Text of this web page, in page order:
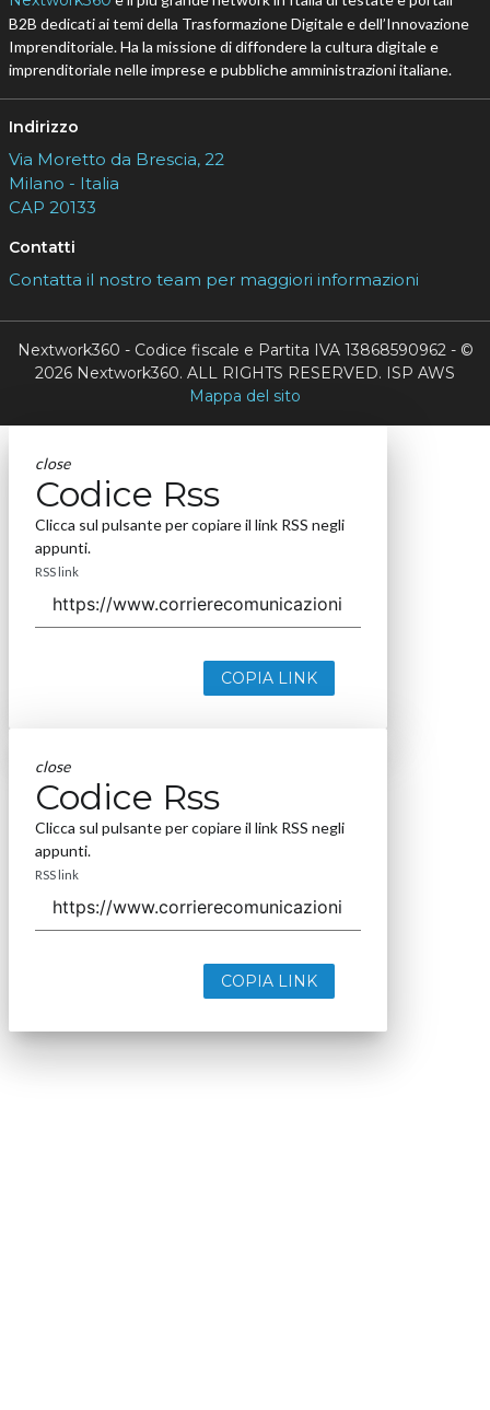
B2B dedicati ai temi della Trasformazione Digitale e dell’Innovazione
Imprenditoriale. Ha la missione di diffondere la cultura digitale e
imprenditoriale nelle imprese e pubbliche amministrazioni italiane.
Indirizzo
Via Moretto da Brescia, 22
Milano - Italia
CAP 20133
Contatti
Contatta il nostro team per maggiori informazioni
Nextwork360 - Codice fiscale e Partita IVA 13868590962 - ©
2026 Nextwork360. ALL RIGHTS RESERVED. ISP AWS
Mappa del sito
close
Codice Rss
Clicca sul pulsante per copiare il link RSS negli
appunti.
RSS link
COPIA LINK
close
Codice Rss
Clicca sul pulsante per copiare il link RSS negli
appunti.
RSS link
COPIA LINK